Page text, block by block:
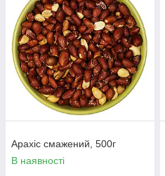
Арахіс смажений, 500г
В наявності